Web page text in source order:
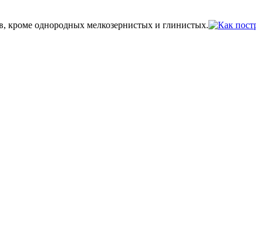
кроме однородных мелкозернистых и глинистых.